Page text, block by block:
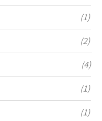
(1)
(2)
(4)
(1)
(1)